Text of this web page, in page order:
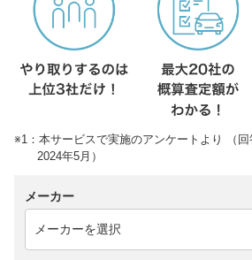
※1：本サービスで実施のアンケートより （
2024年5月）
メーカー